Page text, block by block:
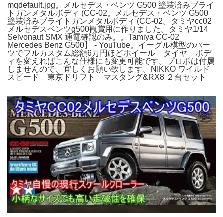
mqdefault.jpg。メルセデス・ベンツ G500 塗装済みブライ
トガンメタルボディ (CC-02。メルセデス・ベンツ G500
塗装済みブライトガンメタルボディ (CC-02。タミヤcc02
メルセデスベンツg500観賞用に作りました。タミヤ1/14
Selvonaut SMX 通電確認のみ。。Tamiya CC-02
Mercedes Benz G500】 - YouTube。イーグル模型のパー
ツでフルカスタム総額6万円ほどホイール タイヤ ボデ
ィを変えればこんな仕様にも変更可能です。プロポは付属
しませんので、宜しくお願い致します。NIKKO ワイルド
スピード 東京ドリフト マスタング&RX8 ２台セット